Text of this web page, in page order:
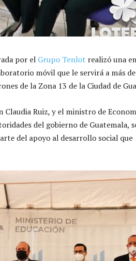
por el Grupo Tenlot realizó una
móvil que le servirá a más
de la Zona 13 de la Ciudad de
Ruiz, y el ministro de
del gobierno de Guatemala,
del apoyo al desarrollo social que